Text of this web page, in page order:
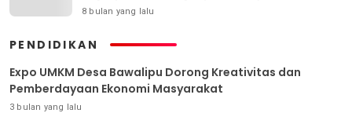
8 bulan yang lalu
PENDIDIKAN
Expo UMKM Desa Bawalipu Dorong Kreativitas dan
Pemberdayaan Ekonomi Masyarakat
3 bulan yang lalu